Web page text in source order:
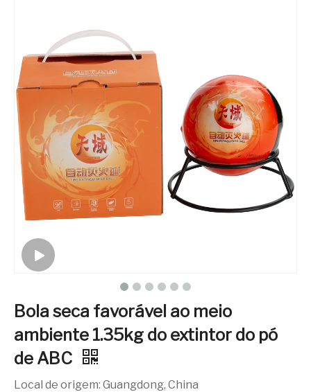
Bola seca favorável ao meio
ambiente 1.35kg do extintor do pó
de ABC
Local de origem: Guangdong, China